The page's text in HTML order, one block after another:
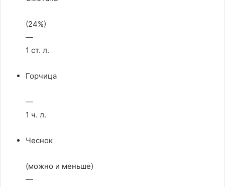
(24%)
—
1 ст. л.
Горчица
—
1 ч. л.
Чеснок
(можно и меньше)
—